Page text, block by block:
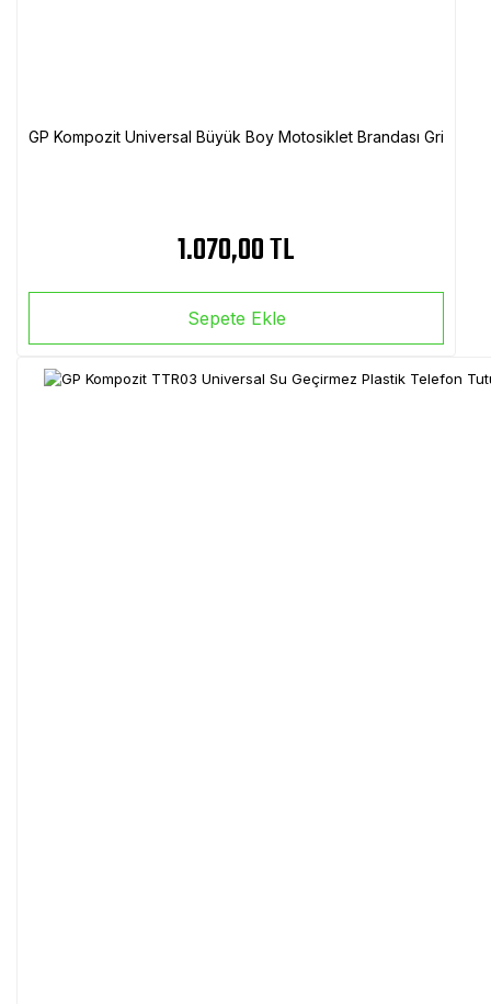
GP Kompozit Universal Büyük Boy Motosiklet Brandası Gri
1.070,00 TL
Sepete Ekle